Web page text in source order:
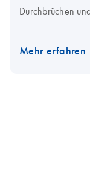
Durchbrüchen
Mehr erfahren